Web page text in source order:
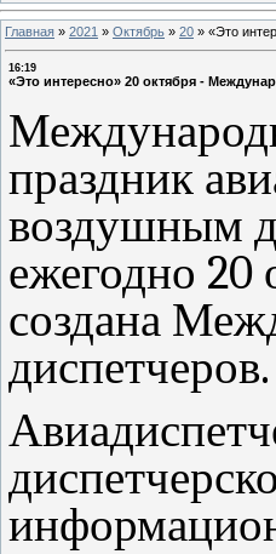
Главная » 2021 » Октябрь » 20 » «Это
16:19
«Это интересно» 20 октября -
праздник
воздушным
ежегодно 20
создана
диспетчеров.